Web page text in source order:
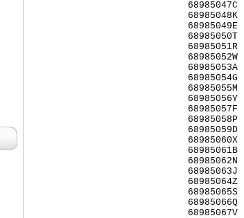
68985047C
68985048K
68985049E
68985050T
68985051R
68985052W
68985053A
68985054G
68985055M
68985056Y
68985057F
68985058P
68985059D
68985060X
68985061B
68985062N
68985063J
68985064Z
68985065S
68985066Q
68985067V